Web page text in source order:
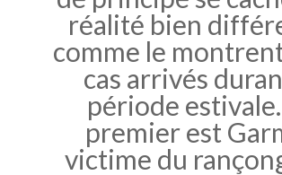
réalité bien
comme le
cas arrivés
période
premier est
victime du